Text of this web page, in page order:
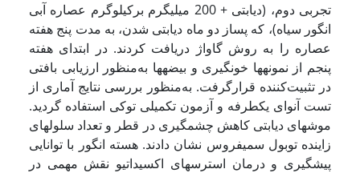
تجربی دوم، (دیابتی + 200 میلی­گرم برکیلوگرم عصاره آبی
انگور سیاه)، که پس­از دو ماه دیابتی شدن، به مدت پنج هفته
عصاره را به روش گاواژ دریافت کردند. در ابتدای هفته
پنجم از نمونه­ها خون­گیری و بیضه­ها به‌منظور ارزیابی بافتی
در تثبیت‌کننده قرارگرفت. به‌منظور بررسی نتایج آماری از
تست آنوای یکطرفه و آزمون تکمیلی توکی استفاده گردید.
موش­های دیابتی کاهش چشمگیری در قطر و تعداد سلول­های
زاینده توبول سمیفروس نشان دادند. هسته انگور با توانایی
پیشگیری و درمان استرس­های اکسیداتیو نقش مهمی در